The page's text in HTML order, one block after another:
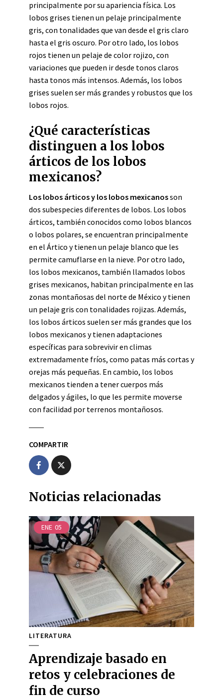
principalmente por su apariencia física. Los
lobos grises tienen un pelaje principalmente
gris, con tonalidades que van desde el gris claro
hasta el gris oscuro. Por otro lado, los lobos
rojos tienen un pelaje de color rojizo, con
variaciones que pueden ir desde tonos claros
hasta tonos más intensos. Además, los lobos
grises suelen ser más grandes y robustos que los
lobos rojos.
¿Qué características
distinguen a los lobos
árticos de los lobos
mexicanos?
Los lobos árticos y los lobos mexicanosson
dos subespecies diferentes de lobos. Los lobos
árticos, también conocidos como lobos blancos
o lobos polares, se encuentran principalmente
en el Ártico y tienen un pelaje blanco que les
permite camuflarse en la nieve. Por otro lado,
los lobos mexicanos, también llamados lobos
grises mexicanos, habitan principalmente en las
zonas montañosas del norte de México y tienen
un pelaje gris con tonalidades rojizas. Además,
los lobos árticos suelen ser más grandes que los
lobos mexicanos y tienen adaptaciones
específicas para sobrevivir en climas
extremadamente fríos, como patas más cortas y
orejas más pequeñas. En cambio, los lobos
mexicanos tienden a tener cuerpos más
delgados y ágiles, lo que les permite moverse
con facilidad por terrenos montañosos.
COMPARTIR
Noticias relacionadas
ENE 05
LITERATURA
Aprendizaje basado en
retos y celebraciones de
fin de curso